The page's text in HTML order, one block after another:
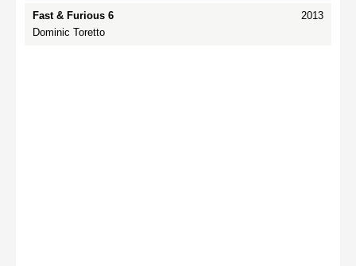
2013
Fast & Furious 6
Dominic Toretto